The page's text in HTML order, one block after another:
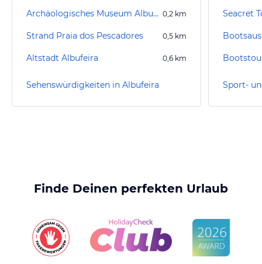
Archäologisches Museum Albufeira 0,2 km
Strand Praia dos Pescadores 0,5 km
Altstadt Albufeira 0,6 km
Sehenswürdigkeiten in Albufeira
Seacret
Finde Deinen perfekten Urlaub